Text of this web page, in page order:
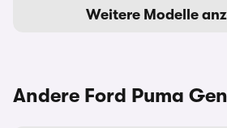
Weitere Modelle
Andere Ford Puma